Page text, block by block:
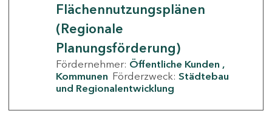
Flächennutzungsplänen
(Regionale
Planungsförderung)
Fördernehmer: Öffentliche Kunden
Kommunen Förderzweck: Städtebau
und Regionalentwicklung